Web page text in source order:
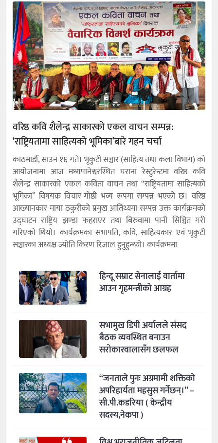
वरिष्ठ कवि शैलेन्द्र साकारको एकल वाचन सम्पन्न:
‘राष्ट्रियतामा साहित्यको भूमिका’बारे गहन चर्चा
काठमाडौँ, साउन १६ गते। भृकुटी सञ्चार (साहित्य तथा कला विभाग) को
आयोजनामा आज मध्यपानेश्वरस्थित घराना रेस्टुरेन्टमा वरिष्ठ कवि
शैलेन्द्र साकारको एकल कविता वाचन तथा “राष्ट्रियतामा साहित्यको
भूमिका” विषयक विचार-गोष्ठी भव्य रूपमा सम्पन्न भएको छ। वरिष्ठ
आख्यानकार माया ठकुरीको प्रमुख आतिथ्यमा सम्पन्न उक्त कार्यक्रमको
उद्घाटन राष्ट्रिय झण्डा फहराएर तथा बिरुवामा पानी सिञ्चित गरी
गरिएको थियो। कार्यक्रमका सभापति, कवि, साहित्यकार एवं भृकुटी
सञ्चारका अध्यक्ष ज्योति किरण रिजाल हुनुहुन्थ्यो। कार्यक्रममा
हिन्दू सम्राट सेनालाई वार्तामा
आउन गृहमन्त्रीको आग्रह
सभामुख डिपी अर्यालले संसद
बैठक व्यवस्थित बनाउन
सरोकारवालासँग छलफल
“जनताले पुनः अग्रमामी शक्तिको
अपरिहार्यता महसुस गर्नेछन्।” –
सी.पी.कडरिया ( केन्द्रीय
सदस्य,नेकपा )